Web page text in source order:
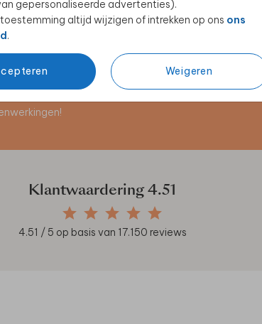
gepersonaliseerde advertenties).
altijd wijzigen of intrekken op ons ons
.
Weigeren
Klantwaardering4.51
4.51 / 5 op basis van 17.150 reviews